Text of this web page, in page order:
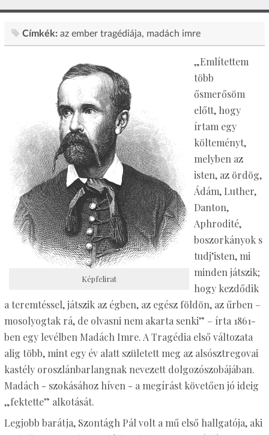
Címkék: az ember tragédiája madách imre
Képfelirat
„Említettem
több
ősmerősöm
előtt, hogy
írtam egy
költeményt,
melyben az
isten, az ördög,
Ádám, Luther,
Danton,
Aphrodité,
boszorkányok s
tudj’isten, mi
minden játszik;
hogy kezdődik
a teremtéssel, játszik az égben, az egész földön, az űrben –
mosolyogtak rá, de olvasni nem akarta senki” – írta 1861-
ben egy levélben Madách Imre. A Tragédia első változata
alig több, mint egy év alatt született meg az alsósztregovai
kastély oroszlánbarlangnak nevezett dolgozószobájában.
Madách - szokásához híven - a megírást követően jó ideig
„fektette” alkotását.
Legjobb barátja, Szontágh Pál volt a mű első hallgatója, aki